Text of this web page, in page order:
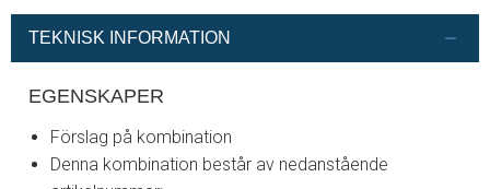
TEKNISK INFORMATION
EGENSKAPER
Förslag på kombination
Denna kombination består av nedanstående